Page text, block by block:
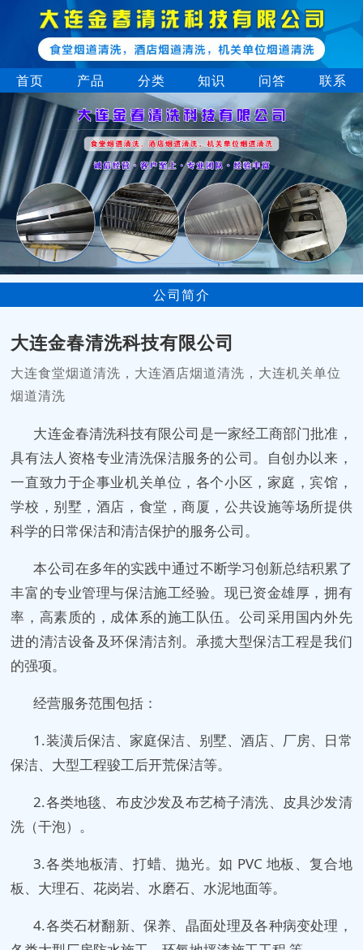
首页 产品 分类 知识 问答 联系
公司简介
大连金春清洗科技有限公司
大连食堂烟道清洗，大连酒店烟道清洗，大连机关单位
烟道清洗
大连金春清洗科技有限公司 是一家经工商部门批准，
具有法人资格专业清洗保洁服务的公司。自创办以来，
一直致力于企事业机关单位，各个小区，家庭，宾馆，
学校，别墅，酒店，食堂，商厦，公共设施等场所提供
科学的日常保洁和清洁保护的服务公司。
本公司在多年的实践中通过不断学习创新总结积累了
丰富的专业管理与保洁施工经验。现已资金雄厚，拥有
率，高素质的，成体系的施工队伍。公司采用国内外先
进的清洁设备及环保清洁剂。承揽大型保洁工程是我们
的强项。
经营服务范围包括：
1.装潢后保洁、家庭保洁、别墅、酒店、厂房、日常
保洁、大型工程骏工后开荒保洁等。
2.各类地毯、布皮沙发及布艺椅子清洗、皮具沙发清
洗（干泡）。
3.各类地板清、打蜡、抛光。如 PVC 地板、复合地
板、大理石、花岗岩、水磨石、水泥地面等。
4.各类石材翻新、保养、晶面处理及各种病变处理，